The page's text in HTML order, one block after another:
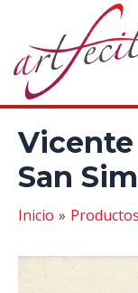
contenido
San
Inicio Productos